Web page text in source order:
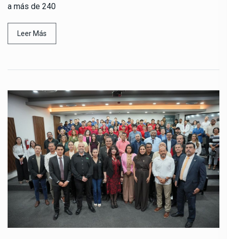
a más de 240
Leer Más